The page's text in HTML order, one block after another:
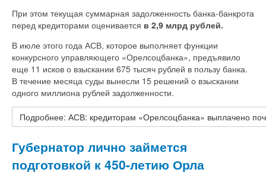
При этом текущая суммарная задолженность банка-банкрота
перед кредиторами оценивается в 2,9 млрд рублей.
В июле этого года АСВ, которое выполняет функции
конкурсного управляющего «Орелсоцбанка», предъявило
еще 11 исков о взыскании 675 тысяч рублей в пользу банка.
В течение месяца суды вынесли 15 решений о взыскании
одного миллиона рублей задолженности.
Подробнее: АСВ: кредиторам «Орелсоцбанка» выплачено
Губернатор лично займется
подготовкой к 450-летию Орла